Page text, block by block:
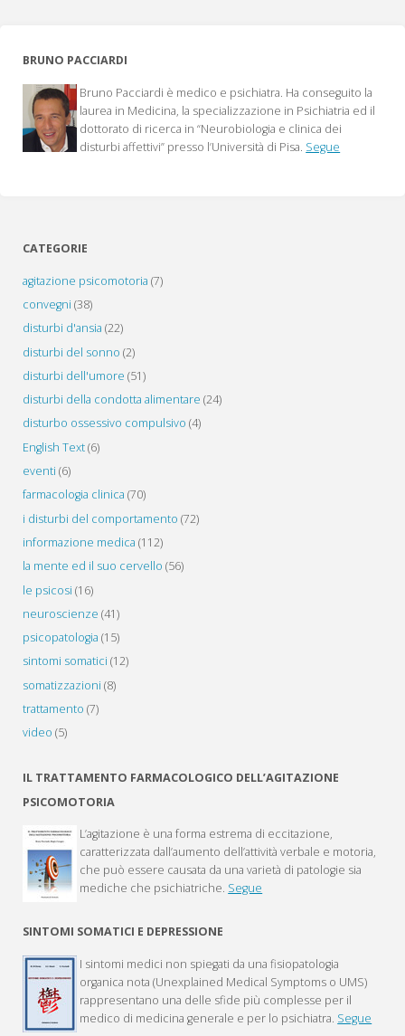
BRUNO PACCIARDI
Bruno Pacciardi è medico e psichiatra. Ha conseguito la
laurea in Medicina, la specializzazione in Psichiatria ed il
dottorato di ricerca in “Neurobiologia e clinica dei
disturbi affettivi” presso l’Università di Pisa. Segue
CATEGORIE
agitazione psicomotoria (7)
convegni (38)
disturbi d'ansia (22)
disturbi del sonno (2)
disturbi dell'umore (51)
disturbi della condotta alimentare (24)
disturbo ossessivo compulsivo (4)
English Text(6)
eventi (6)
farmacologia clinica (70)
i disturbi del comportamento (72)
informazione medica (112)
la mente ed il suo cervello (56)
le psicosi (16)
neuroscienze (41)
psicopatologia (15)
sintomi somatici (12)
somatizzazioni (8)
trattamento (7)
video (5)
IL TRATTAMENTO FARMACOLOGICO DELL’AGITAZIONE
PSICOMOTORIA
L’agitazione è una forma estrema di eccitazione,
caratterizzata dall’aumento dell’attività verbale e motoria,
che può essere causata da una varietà di patologie sia
mediche che psichiatriche. Segue
SINTOMI SOMATICI E DEPRESSIONE
I sintomi medici non spiegati da una fisiopatologia
organica nota (Unexplained Medical Symptoms o UMS)
rappresentano una delle sfide più complesse per il
medico di medicina generale e per lo psichiatra. Segue